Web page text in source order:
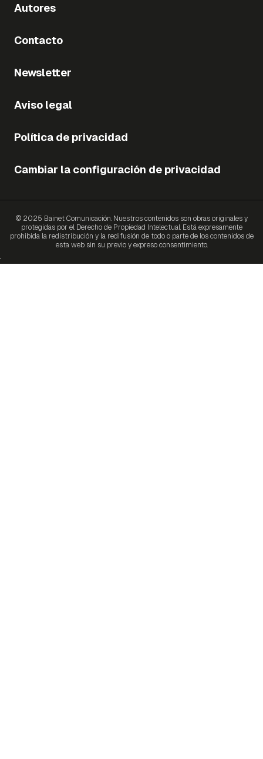
Autores
Contacto
Newsletter
Aviso legal
Política de privacidad
Cambiar la configuración de privacidad
© 2025 Bainet Comunicación. Nuestros contenidos son obras originales y
protegidas por el Derecho de Propiedad Intelectual. Está expresamente
prohibida la redistribución y la redifusión de todo o parte de los contenidos de
esta web sin su previo y expreso consentimiento.